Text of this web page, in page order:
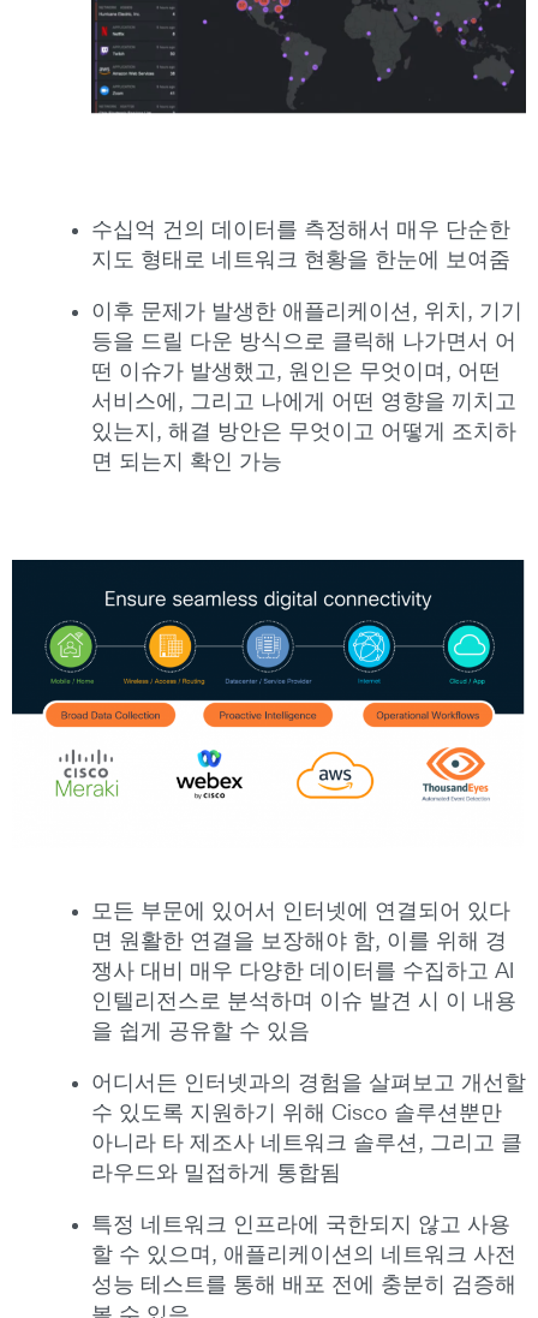
수십억 건의 데이터를 측정해서 매우 단순한
지도 형태로 네트워크 현황을 한눈에 보여줌
이후 문제가 발생한 애플리케이션, 위치, 기기
등을 드릴 다운 방식으로 클릭해 나가면서 어
떤 이슈가 발생했고, 원인은 무엇이며, 어떤
서비스에, 그리고 나에게 어떤 영향을 끼치고
있는지, 해결 방안은 무엇이고 어떻게 조치하
면 되는지 확인 가능
모든 부문에 있어서 인터넷에 연결되어 있다
면 원활한 연결을 보장해야 함, 이를 위해 경
쟁사 대비 매우 다양한 데이터를 수집하고 AI
인텔리전스로 분석하며 이슈 발견 시 이 내용
을 쉽게 공유할 수 있음
어디서든 인터넷과의 경험을 살펴보고 개선할
수 있도록 지원하기 위해 Cisco 솔루션뿐만
아니라 타 제조사 네트워크 솔루션, 그리고 클
라우드와 밀접하게 통합됨
특정 네트워크 인프라에 국한되지 않고 사용
할 수 있으며, 애플리케이션의 네트워크 사전
성능 테스트를 통해 배포 전에 충분히 검증해